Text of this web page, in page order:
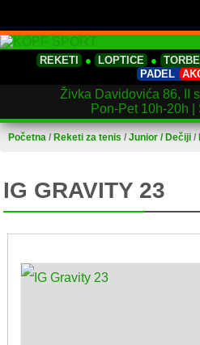
REKETI ● LOPTICE ● TORBE
PADEL
Živka Davidovića 86, II
Pon-Pet 10h-20h |
Početna / Reketi za tenis /Junior / Dečiji /
IG GRAVITY 23